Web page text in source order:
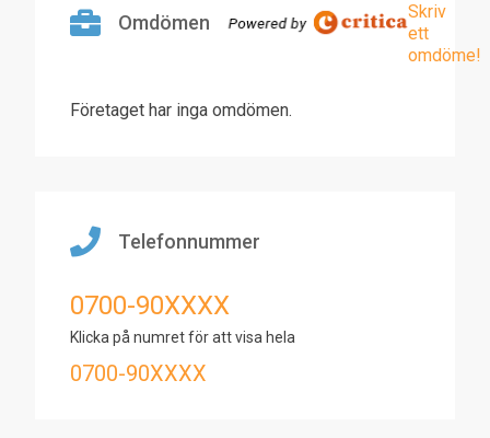
Omdömen
Skriv
ett
omdöme!
Företaget har inga omdömen.
Telefonnummer
0700-90XXXX
Klicka på numret för att visa hela
0700-90XXXX